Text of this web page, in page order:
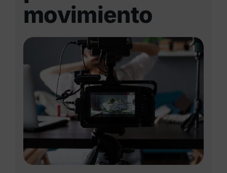
movimiento